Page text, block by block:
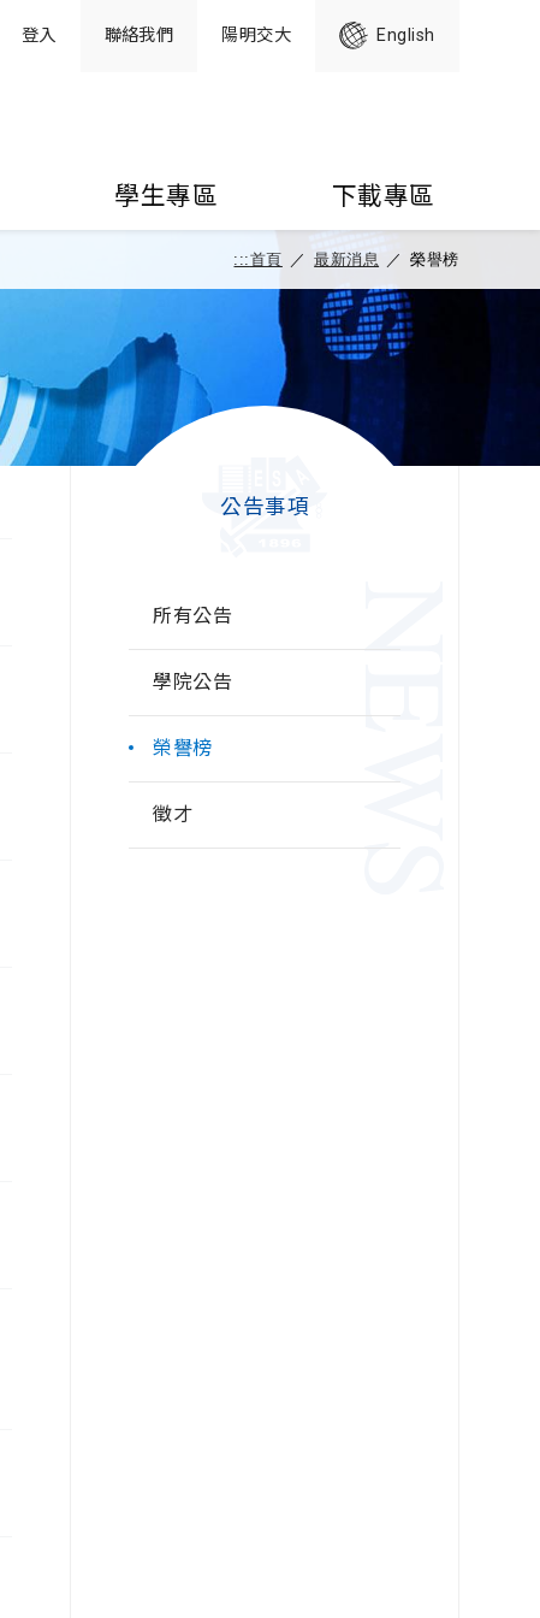
登入 聯絡我們 陽明交大 English
學生專區 下載專區
:::首頁 ／ 最新消息 ／ 榮譽榜
公告事項
NEWS
所有公告
學院公告
榮譽榜
徵才